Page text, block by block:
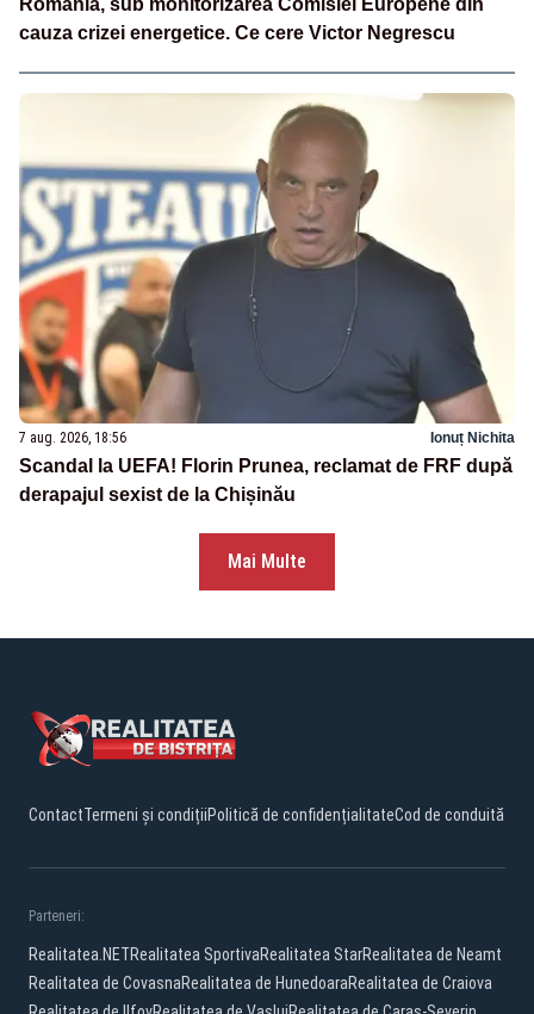
România, sub monitorizarea Comisiei Europene din
cauza crizei energetice. Ce cere Victor Negrescu
7 aug. 2026, 18:56 Ionuț Nichita
Scandal la UEFA! Florin Prunea, reclamat de FRF după
derapajul sexist de la Chișinău
Mai Multe
ContactTermeni și condițiiPolitică de confidențialitateCod de conduită
Parteneri:
Realitatea.NETRealitatea SportivaRealitatea StarRealitatea de Neamt
Realitatea de CovasnaRealitatea de HunedoaraRealitatea de Craiova